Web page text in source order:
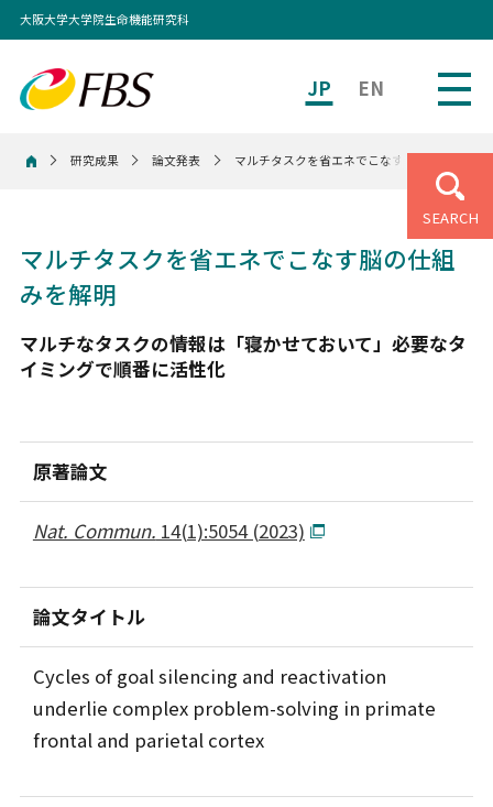
JP EN
大阪大学大学院生命機能研究科
SEARCH
ホーム研究成果 論文発表 マルチタスクを省エネでこなす脳の仕組みを解
マルチタスクを省エネでこなす脳の仕組
みを解明
マルチなタスクの情報は「寝かせておいて」必要なタ
イミングで順番に活性化
原著論文
Nat. Commun. 14(1):5054 (2023)
論文タイトル
Cycles of goal silencing and reactivation
underlie complex problem-solving in primate
frontal and parietal cortex